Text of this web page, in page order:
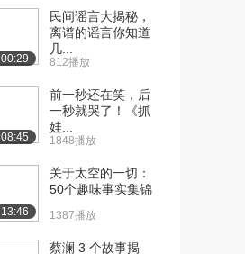
00:29
民间谣言大揭秘，
离谱的谣言你知道
几...
812播放
08:45
前一秒还在笑，后
一秒就哭了！《抓
娃...
1848播放
13:46
关于太空的一切：
50个趣味事实集锦
1387播放
蔡澜 3 个故事揭